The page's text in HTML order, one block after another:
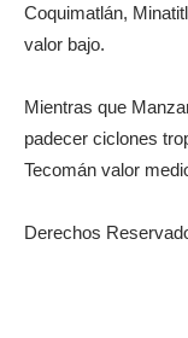
Coquimatlán,
valor bajo.
Mientras que
padecer ciclones
Tecomán valor
Derechos